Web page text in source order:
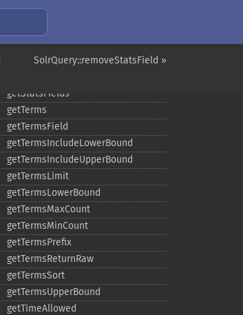
SolrQuery::removeStatsField »
getRows
getStart
getStats
getStatsFields
getTerms
getTermsField
getTermsIncludeLowerBound
getTermsIncludeUpperBound
getTermsLimit
getTermsLowerBound
getTermsMaxCount
getTermsMinCount
getTermsPrefix
getTermsReturnRaw
getTermsSort
getTermsUpperBound
getTimeAllowed